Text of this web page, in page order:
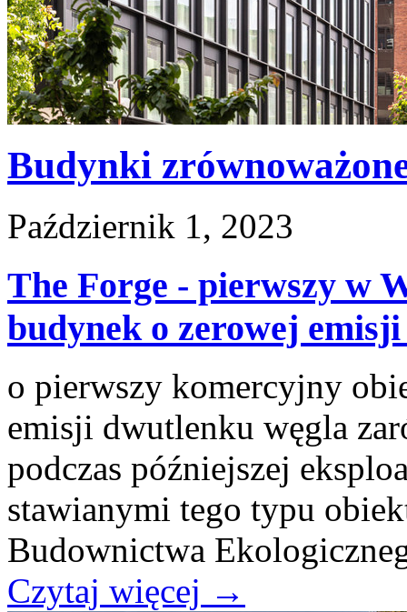
Budynki
Październik 1, 2023
The Forge - pierwszy w
budynek o zerowej
o pierwszy komercyjny
emisji dwutlenku węgla
podczas późniejszej
stawianymi tego typu
Budownictwa
Czytaj więcej →